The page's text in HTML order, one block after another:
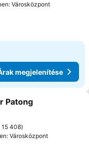
Városközpont
megjelenítése
a kedvencekhez
Patong
15 408
Városközpont